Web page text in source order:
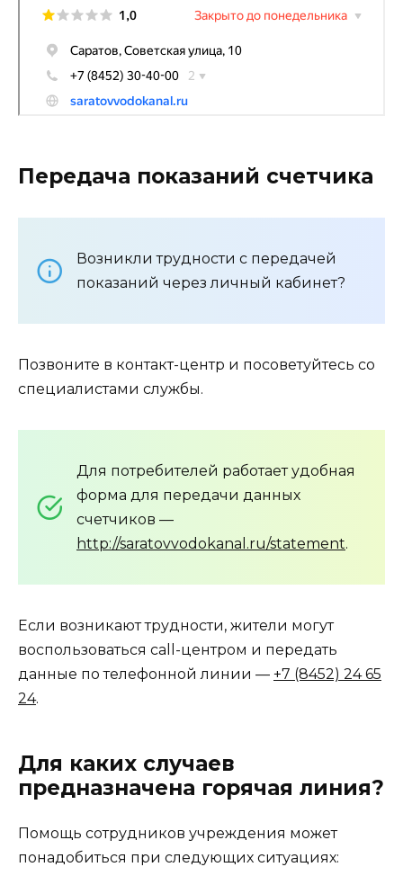
Передача показаний счетчика
Возникли трудности с передачей
показаний через личный кабинет?
Позвоните в контакт-центр и посоветуйтесь со
специалистами службы.
Для потребителей работает удобная
форма для передачи данных
счетчиков —
http://saratovvodokanal.ru/statement.
Если возникают трудности, жители могут
воспользоваться call-центром и передать
данные по телефонной линии — +7 (8452) 24 65
24.
Для каких случаев
предназначена горячая линия?
Помощь сотрудников учреждения может
понадобиться при следующих ситуациях: